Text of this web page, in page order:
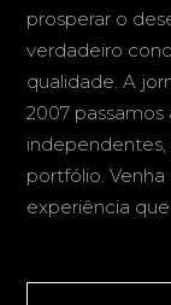
prosperar o
verdadeiro
qualidade. A
2007 passamos
independentes,
portfólio.
experiência